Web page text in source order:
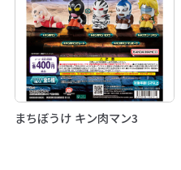
まちぼうけ キン肉マン3